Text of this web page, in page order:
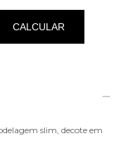
ALTERAR CEP
CALCULAR
slim, decote em